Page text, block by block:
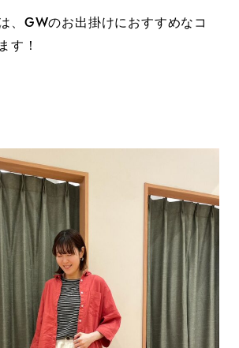
、GWのお出掛けにおすすめなコ
す！